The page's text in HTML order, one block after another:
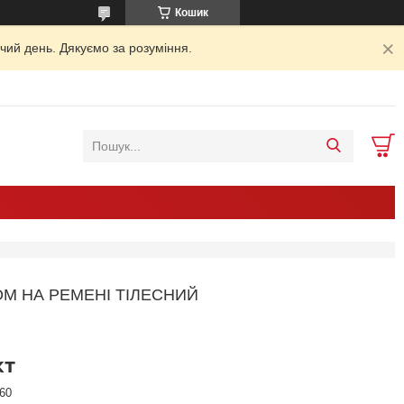
Кошик
день. Дякуємо за розуміння.
НА РЕМЕНІ ТІЛЕСНИЙ
60